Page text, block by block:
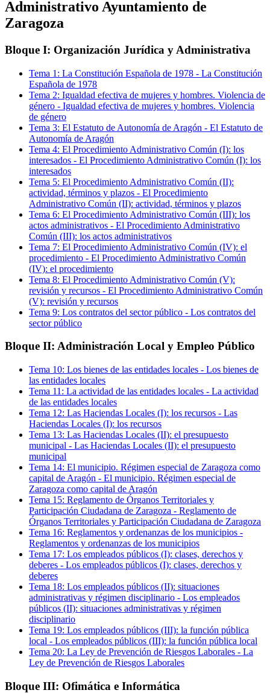
Administrativo Ayuntamiento de
Zaragoza
Bloque I: Organización Jurídica y Administrativa
Tema 1 : La Constitución Española de 1978 - La Constitución
Española de 1978
Tema 2: Igualdad efectiva de mujeres y hombres. Violencia de
género - Igualdad efectiva de mujeres y hombres. Violencia
de género
Tema 3: El Estatuto de Autonomía de Aragón - El Estatuto de
Autonomía de Aragón
Tema 4: El Procedimiento Administrativo Común (I): los
interesados - El Procedimiento Administrativo Común (I): los
interesados
Tema 5: El Procedimiento Administrativo Común (II):
actividad, términos y plazos - El Procedimiento
Administrativo Común (II): actividad, términos y plazos
Tema 6: El Procedimiento Administrativo Común (III): los
actos administrativos - El Procedimiento Administrativo
Común (III): los actos administrativos
Tema 7: El Procedimiento Administrativo Común (IV): el
procedimiento - El Procedimiento Administrativo Común
(IV): el procedimiento
Tema 8: El Procedimiento Administrativo Común (V):
revisión y recursos - El Procedimiento Administrativo Común
(V): revisión y recursos
Tema 9: Los contratos del sector público - Los contratos del
sector público
Bloque II: Administración Local y Empleo Público
Tema 10: Los bienes de las entidades locales - Los bienes de
las entidades locales
Tema 11 : La actividad de las entidades locales - La actividad
de las entidades locales
Tema 12: Las Haciendas Locales (I): los recursos - Las
Haciendas Locales (I): los recursos
Tema 13: Las Haciendas Locales (II): el presupuesto
municipal - Las Haciendas Locales (II): el presupuesto
municipal
Tema 14: El municipio. Régimen especial de Zaragoza como
capital de Aragón - El municipio. Régimen especial de
Zaragoza como capital de Aragón
Tema 15: Reglamento de Órganos Territoriales y
Participación Ciudadana de Zaragoza - Reglamento de
Órganos Territoriales y Participación Ciudadana de Zaragoza
Tema 16: Reglamentos y ordenanzas de los municipios -
Reglamentos y ordenanzas de los municipios
Tema 17: Los empleados públicos (I): clases, derechos y
deberes - Los empleados públicos (I): clases, derechos y
deberes
Tema 18: Los empleados públicos (II): situaciones
administrativas y régimen disciplinario - Los empleados
públicos (II): situaciones administrativas y régimen
disciplinario
Tema 19: Los empleados públicos (III): la función pública
local - Los empleados públicos (III): la función pública local
Tema 20: La Ley de Prevención de Riesgos Laborales - La
Ley de Prevención de Riesgos Laborales
Bloque III: Ofimática e Informática